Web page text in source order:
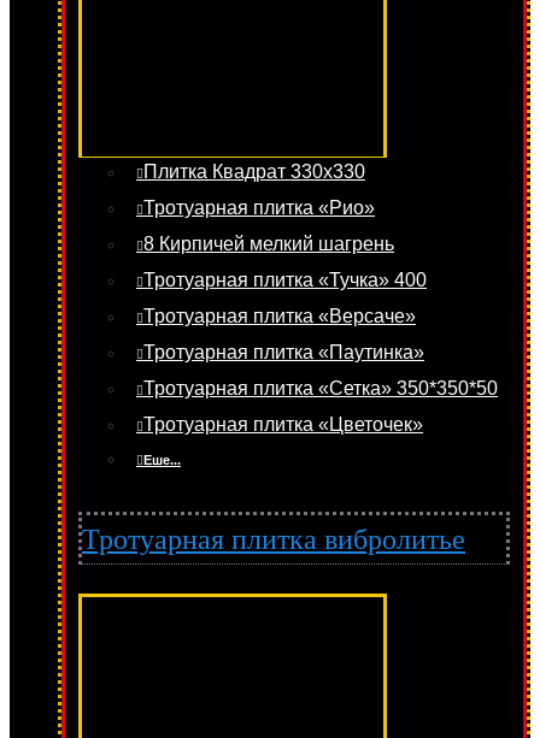
Плитка Квадрат 330х330
Тротуарная плитка «Рио»
8 Кирпичей мелкий шагрень
Тротуарная плитка «Тучка» 400
Тротуарная плитка «Версаче»
Тротуарная плитка «Паутинка»
Тротуарная плитка «Сетка» 350*350*50
Тротуарная плитка «Цветочек»
Еше...
Тротуарная плитка вибролитье